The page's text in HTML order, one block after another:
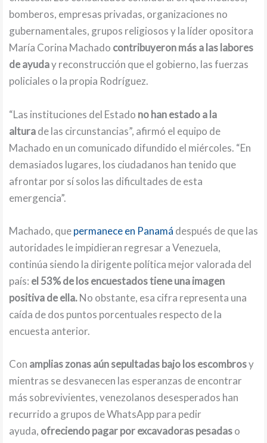
bomberos, empresas privadas, organizaciones no
gubernamentales, grupos religiosos y la líder opositora
María Corina Machado contribuyeron más a las labores
de ayuday reconstrucción que el gobierno, las fuerzas
policiales o la propia Rodríguez.
“Las instituciones del Estado no han estado a la
alturade las circunstancias”, afirmó el equipo de
Machado en un comunicado difundido el miércoles. “En
demasiados lugares, los ciudadanos han tenido que
afrontar por sí solos las dificultades de esta
emergencia”.
Machado, quepermanece en Panamá después de que las
autoridades le impidieran regresar a Venezuela,
continúa siendo la dirigente política mejor valorada del
país: el 53% de los encuestados tiene una imagen
positiva de ella.No obstante, esa cifra representa una
caída de dos puntos porcentuales respecto de la
encuesta anterior.
Con amplias zonas aún sepultadas bajo los escombrosy
mientras se desvanecen las esperanzas de encontrar
más sobrevivientes, venezolanos desesperados han
recurrido a grupos de WhatsApp para pedir
ayuda, ofreciendo pagar por excavadoras pesadaso